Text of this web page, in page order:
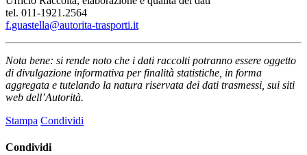
tel. 011-1921.2564
f.guastella@autorita-trasporti.it
Nota bene: si rende noto che i dati raccolti potranno essere oggetto
di divulgazione informativa per finalità statistiche, in forma
aggregata e tutelando la natura riservata dei dati trasmessi, sui siti
web dell’Autorità.
Stampa Condividi
Condividi